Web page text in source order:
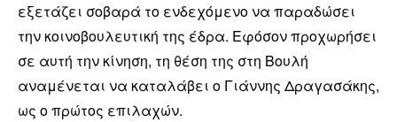
εξετάζει σοβαρά το ενδεχόμενο να παραδώσει
την κοινοβουλευτική της έδρα. Εφόσον προχωρήσει
σε αυτή την κίνηση, τη θέση της στη Βουλή
αναμένεται να καταλάβει ο Γιάννης Δραγασάκης,
ως ο πρώτος επιλαχών.